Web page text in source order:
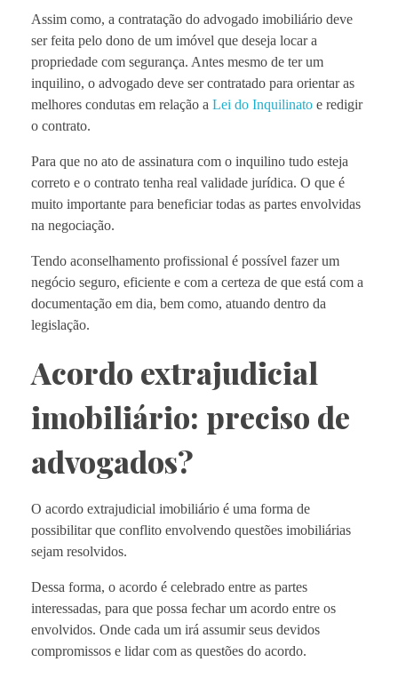
Assim como, a contratação do advogado imobiliário deve
ser feita pelo dono de um imóvel que deseja locar a
propriedade com segurança. Antes mesmo de ter um
inquilino, o advogado deve ser contratado para orientar as
melhores condutas em relação a Lei do Inquilinato e redigir
o contrato.
Para que no ato de assinatura com o inquilino tudo esteja
correto e o contrato tenha real validade jurídica. O que é
muito importante para beneficiar todas as partes envolvidas
na negociação.
Tendo aconselhamento profissional é possível fazer um
negócio seguro, eficiente e com a certeza de que está com a
documentação em dia, bem como, atuando dentro da
legislação.
Acordo extrajudicial
imobiliário: preciso de
advogados?
O acordo extrajudicial imobiliário é uma forma de
possibilitar que conflito envolvendo questões imobiliárias
sejam resolvidos.
Dessa forma, o acordo é celebrado entre as partes
interessadas, para que possa fechar um acordo entre os
envolvidos. Onde cada um irá assumir seus devidos
compromissos e lidar com as questões do acordo.